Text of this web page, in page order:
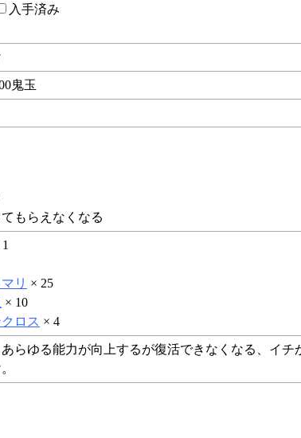
入手済み
鬼玉
もらえなくなる
リ × 25
× 10
ロス × 4
らゆる能力が向上するが復活できなくなる、イチ